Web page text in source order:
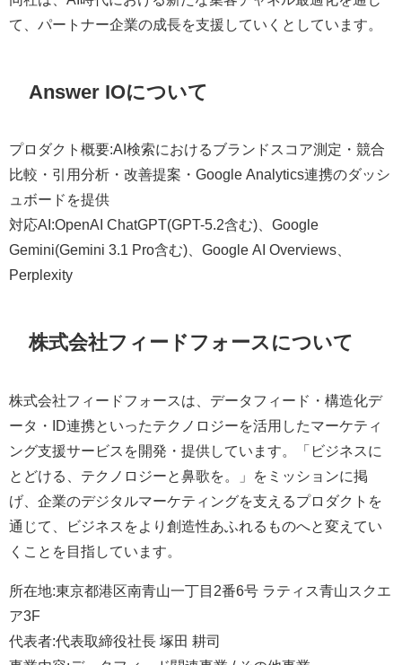
て、パートナー企業の成長を支援していくとしています。
Answer IOについて
プロダクト概要:AI検索におけるブランドスコア測定・競合
比較・引用分析・改善提案・Google Analytics連携のダッシ
ュボードを提供
対応AI:OpenAI ChatGPT(GPT-5.2含む)、Google
Gemini(Gemini 3.1 Pro含む)、Google AI Overviews、
Perplexity
株式会社フィードフォースについて
株式会社フィードフォースは、データフィード・構造化デ
ータ・ID連携といったテクノロジーを活用したマーケティ
ング支援サービスを開発・提供しています。「ビジネスに
とどける、テクノロジーと鼻歌を。」をミッションに掲
げ、企業のデジタルマーケティングを支えるプロダクトを
通じて、ビジネスをより創造性あふれるものへと変えてい
くことを目指しています。
所在地:東京都港区南青山一丁目2番6号 ラティス青山スクエ
ア3F
代表者:代表取締役社長 塚田 耕司